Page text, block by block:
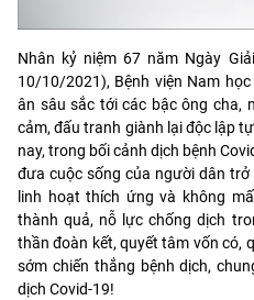
Nhân kỷ niệm 67 năm Ngày
10/10/2021), Bệnh viện Nam
ân sâu sắc tới các bậc ông cha,
cảm, đấu tranh giành lại độc lập
nay, trong bối cảnh dịch bệnh
đưa cuộc sống của người dân trở
linh hoạt thích ứng và không
thành quả, nỗ lực chống dịch
thần đoàn kết, quyết tâm vốn có,
sớm chiến thắng bệnh dịch,
dịch Covid-19!